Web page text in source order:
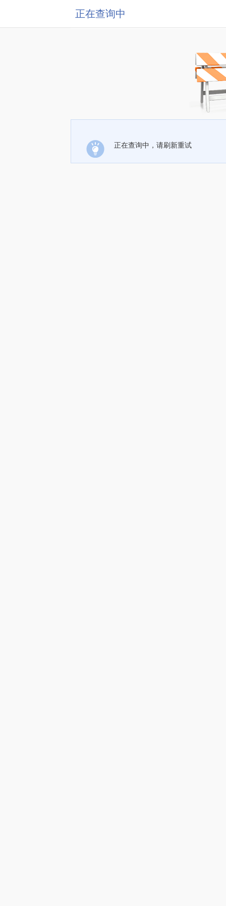
正在查询中
正在查询中，请刷新重试